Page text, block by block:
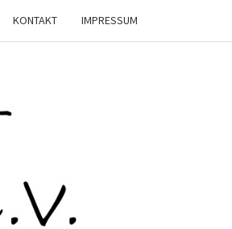
KONTAKT IMPRESSUM